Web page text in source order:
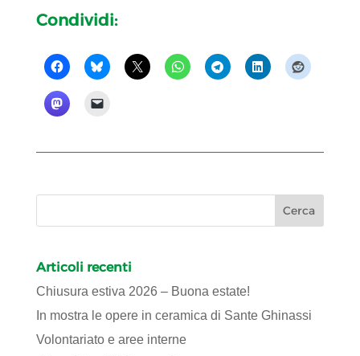
Condividi:
Articoli recenti
Chiusura estiva 2026 – Buona estate!
In mostra le opere in ceramica di Sante Ghinassi
Volontariato e aree interne